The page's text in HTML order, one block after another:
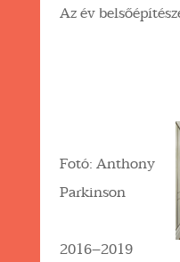
Az év
Fotó: Anthony
Parkinson
2016–2019